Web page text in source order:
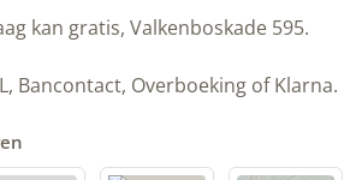
aantal
kan gratis, Valkenboskade 595.
Bancontact, Overboeking of Klarna.